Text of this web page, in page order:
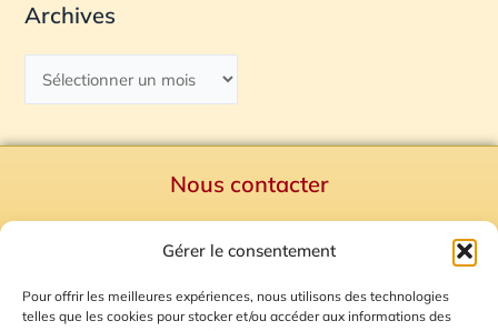
Gérer le consentement
Pour offrir les meilleures expériences, nous utilisons des technologies
telles que les cookies pour stocker et/ou accéder aux informations des
Archives
Nous contacter
Mentions Légales
Plan du site